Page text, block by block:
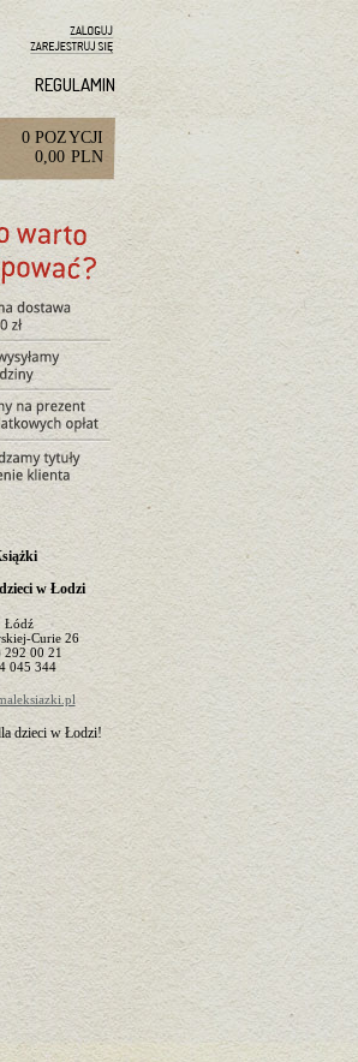
REGULAMIN
0 POZYCJI
0,00 PLN
w Łodzi
Łódź
Curie 26
292 00 21
045 344
dzieci w Łodzi!